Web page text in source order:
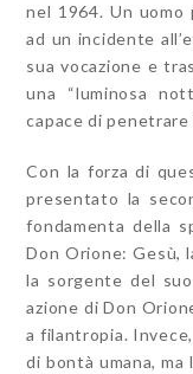
nel 1964. Un uomo
ad un incidente
sua vocazione e
una “luminosa
capace di
Con la forza di
presentato la
fondamenta della
Don Orione: Gesù,
la sorgente del
azione di Don
a filantropia.
di bontà umana,